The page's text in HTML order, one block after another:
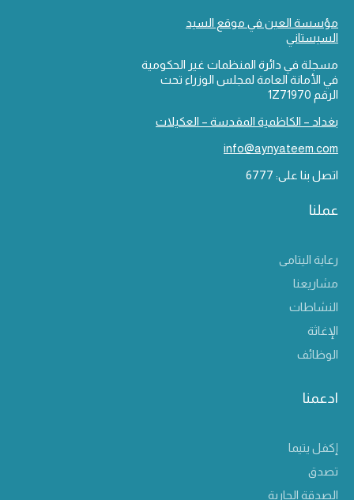
مؤسسة العين في موقع السيد
السيستاني
مسجلة في دائرة المنظمات غير الحكومية
في الأمانة العامة لمجلس الوزراء تحت
الرقم 1Z71970
بغداد – الكاظمية المقدسة – العكيلات
info@aynyateem.com
اتصل بنا على: 6777
عملنا
رعاية اليتامى
مشاريعنا
النشاطات
الإغاثة
الوظائف
ادعمنا
إكفل يتيما
تصدق
الصدقة الجارية